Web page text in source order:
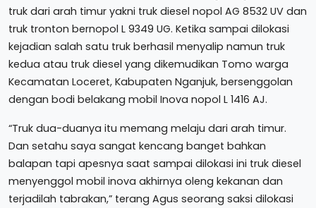
truk dari arah timur yakni truk diesel nopol AG 8532 UV dan
truk tronton bernopol L 9349 UG. Ketika sampai dilokasi
kejadian salah satu truk berhasil menyalip namun truk
kedua atau truk diesel yang dikemudikan Tomo warga
Kecamatan Loceret, Kabupaten Nganjuk, bersenggolan
dengan bodi belakang mobil Inova nopol L 1416 AJ.
“Truk dua-duanya itu memang melaju dari arah timur.
Dan setahu saya sangat kencang banget bahkan
balapan tapi apesnya saat sampai dilokasi ini truk diesel
menyenggol mobil inova akhirnya oleng kekanan dan
terjadilah tabrakan,” terang Agus seorang saksi dilokasi